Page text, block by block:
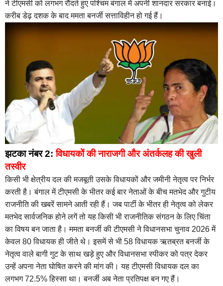
ने टीएमसी को लगभग रौंदते हुए पश्चिम बंगाल में अपनी शानदार सरकार बनाई।
करीब डेढ़ दशक के बाद ममता बनर्जी सत्ताविहीन हो गई हैं।
झटका नंबर 2: विधायकों की नाराजगी और अंतर्कलह की खुली
तस्वीर
किसी भी क्षेत्रीय दल की मजबूती उसके विधायकों और जमीनी नेतृत्व पर निर्भर
करती है। बंगाल में टीएमसी के भीतर कई बार नेताओं के बीच मतभेद और गुटीय
राजनीति की खबरें सामने आती रही हैं। जब पार्टी के भीतर ही नेतृत्व को लेकर
मतभेद सार्वजनिक होने लगें तो यह किसी भी राजनीतिक संगठन के लिए चिंता
का विषय बन जाता है। ममता बनर्जी की टीएमसी ने विधानसभा चुनाव 2026 में
केवल 80 विधायक ही जीते थे। इसमें से भी 58 विधायक ऋतब्रत बनर्जी के
नेतृत्व वाले बागी गुट के साथ खड़े हुए और विधानसभा स्पीकर को पत्र देकर
उन्हें अपना नेता घोषित करने की मांग की। यह टीएमसी विधायक दल का
लगभग 72.5% हिस्सा था। बनर्जी अब नेता प्रतिपक्ष बन गए हैं।